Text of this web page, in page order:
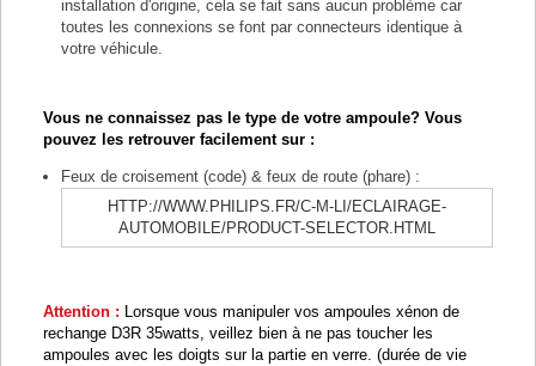
installation d'origine, cela se fait sans aucun problème car
toutes les connexions se font par connecteurs identique à
votre véhicule.
Vous ne connaissez pas le type de votre ampoule? Vous
pouvez les retrouver facilement sur :
Feux de croisement (code) & feux de route (phare) :
HTTP://WWW.PHILIPS.FR/C-M-LI/ECLAIRAGE-
AUTOMOBILE/PRODUCT-SELECTOR.HTML
Attention : Lorsque vous manipuler vos ampoules xénon de
rechange D3R 35watts, veillez bien à ne pas toucher les
ampoules avec les doigts sur la partie en verre. (durée de vie